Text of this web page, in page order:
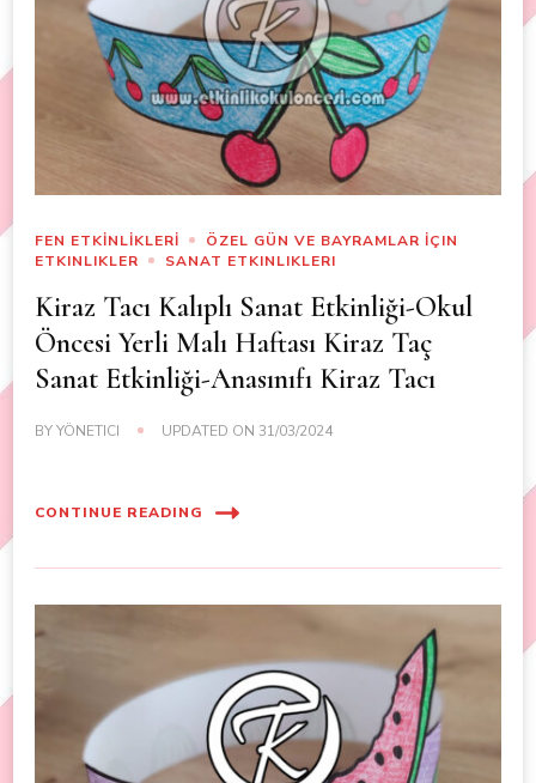
FEN ETKİNLİKLERİ
ÖZEL GÜN VE BAYRAMLAR İÇIN
ETKINLIKLER
SANAT ETKINLIKLERI
Kiraz Tacı Kalıplı Sanat Etkinliği-Okul
Öncesi Yerli Malı Haftası Kiraz Taç
Sanat Etkinliği-Anasınıfı Kiraz Tacı
BYYÖNETICI UPDATED ON 31/03/2024
CONTINUE READING